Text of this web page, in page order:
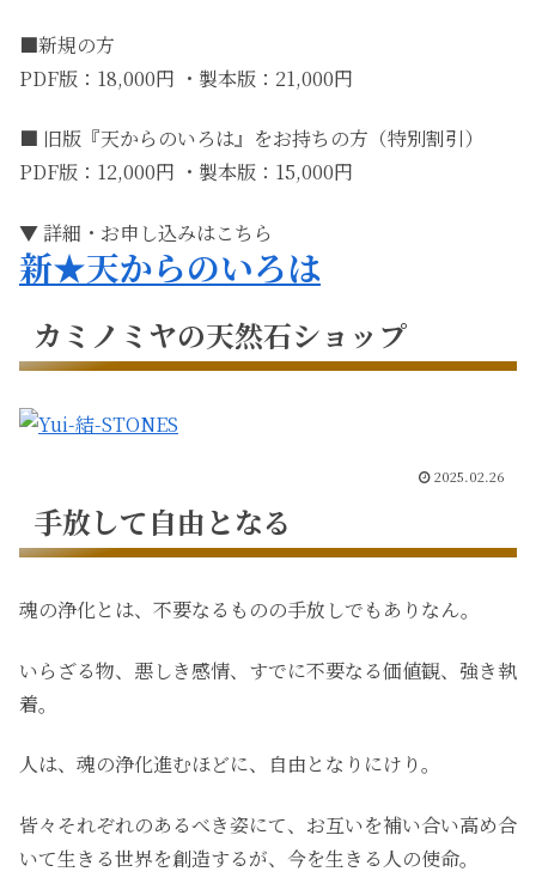
■新規の方
PDF版：18,000円 ・製本版：21,000円
■ 旧版『天からのいろは』をお持ちの方（特別割引）
PDF版：12,000円 ・製本版：15,000円
▼ 詳細・お申し込みはこちら
新★天からのいろは
カミノミヤの天然石ショップ
2025.02.26
手放して自由となる
魂の浄化とは、不要なるものの手放しでもありなん。
いらざる物、悪しき感情、すでに不要なる価値観、強き執
着。
人は、魂の浄化進むほどに、自由となりにけり。
皆々それぞれのあるべき姿にて、お互いを補い合い高め合
いて生きる世界を創造するが、今を生きる人の使命。